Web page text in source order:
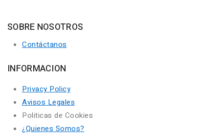
SOBRE NOSOTROS
Contáctanos
INFORMACION
Privacy Policy
Avisos Legales
Politicas de Cookies
¿Quienes Somos?